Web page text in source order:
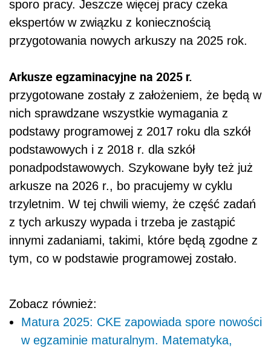
sporo pracy. Jeszcze więcej pracy czeka
ekspertów w związku z koniecznością
przygotowania nowych arkuszy na 2025 rok.
Arkusze egzaminacyjne na 2025 r.
przygotowane zostały z założeniem, że będą w
nich sprawdzane wszystkie wymagania z
podstawy programowej z 2017 roku dla szkół
podstawowych i z 2018 r. dla szkół
ponadpodstawowych. Szykowane były też już
arkusze na 2026 r., bo pracujemy w cyklu
trzyletnim. W tej chwili wiemy, że część zadań
z tych arkuszy wypada i trzeba je zastąpić
innymi zadaniami, takimi, które będą zgodne z
tym, co w podstawie programowej zostało.
Zobacz również:
Matura 2025: CKE zapowiada spore nowości
w egzaminie maturalnym. Matematyka,